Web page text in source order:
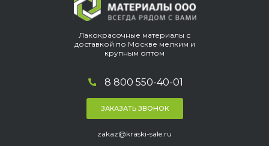
Лакокрасочные материалы с
доставкой по Москве мелким и
крупным оптом
8 800 550-40-01
ЗАКАЗАТЬ ЗВОНОК
zakaz@kraski-sale.ru